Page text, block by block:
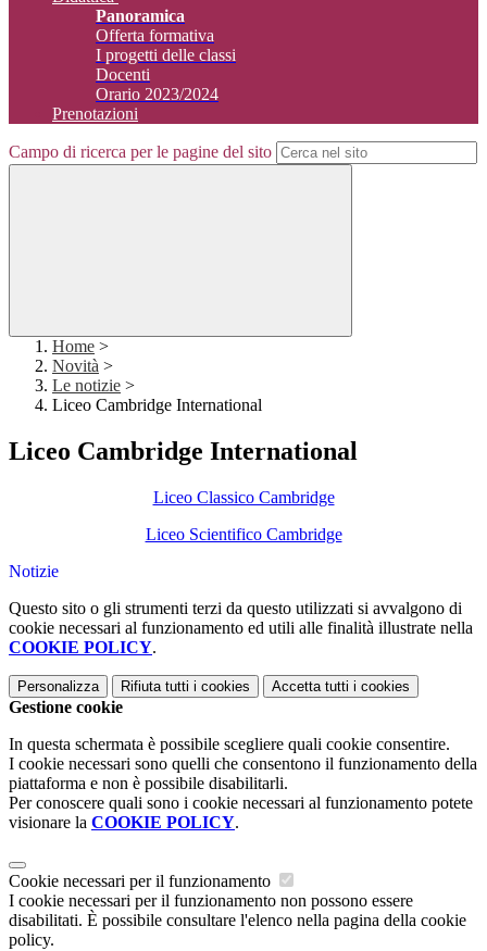
Panoramica
Offerta formativa
I progetti delle classi
Docenti
Orario 2023/2024
Prenotazioni
Campo di ricerca per le pagine del sito
Home >
Novità >
Le notizie >
Liceo Cambridge International
Liceo Cambridge International
Liceo Classico Cambridge
Liceo Scientifico Cambridge
Notizie
Questo sito o gli strumenti terzi da questo utilizzati si avvalgono di
cookie necessari al funzionamento ed utili alle finalità illustrate nella
COOKIE POLICY.
Personalizza Rifiuta tutti i cookies Accetta tutti i cookies
Gestione cookie
In questa schermata è possibile scegliere quali cookie consentire.
I cookie necessari sono quelli che consentono il funzionamento della
piattaforma e non è possibile disabilitarli.
Per conoscere quali sono i cookie necessari al funzionamento potete
visionare la COOKIE POLICY.
Cookie necessari per il funzionamento
I cookie necessari per il funzionamento non possono essere
disabilitati. È possibile consultare l'elenco nella pagina della cookie
policy.